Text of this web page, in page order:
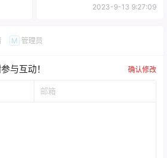
2023-9-13 9:27:09
M 管理员
与互动！ 确认修改